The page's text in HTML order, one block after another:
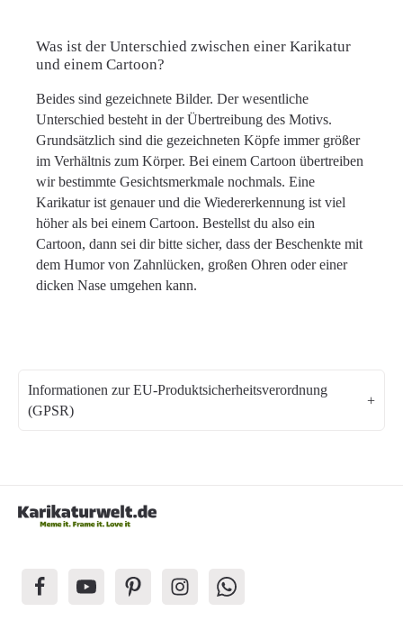
Was ist der Unterschied zwischen einer Karikatur
und einem Cartoon?
Beides sind gezeichnete Bilder. Der wesentliche
Unterschied besteht in der Übertreibung des Motivs.
Grundsätzlich sind die gezeichneten Köpfe immer größer
im Verhältnis zum Körper. Bei einem Cartoon übertreiben
wir bestimmte Gesichtsmerkmale nochmals. Eine
Karikatur ist genauer und die Wiedererkennung ist viel
höher als bei einem Cartoon. Bestellst du also ein
Cartoon, dann sei dir bitte sicher, dass der Beschenkte mit
dem Humor von Zahnlücken, großen Ohren oder einer
dicken Nase umgehen kann.
Informationen zur EU-Produktsicherheitsverordnung
(GPSR)